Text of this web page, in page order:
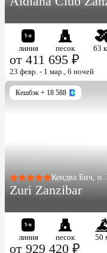
линия песок 63
от 411 695 ₽
23 февр. - 1 мар., 6 ночей
Кешбэк + 18 588
Кендва Бич, о.
Zuri Zanzibar
линия песок 50
от 929 420 ₽